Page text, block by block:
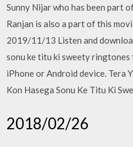
Sunny Nijar who has been part
Ranjan is also a part of this
2019/11/13 Listen and
sonu ke titu ki sweety
iPhone or Android device. Tera
Kon Hasega Sonu Ke Titu Ki
2018/02/26